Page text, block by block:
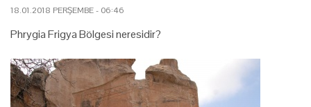
18.01.2018 PERŞEMBE - 06:46
Phrygia Frigya Bölgesi neresidir?